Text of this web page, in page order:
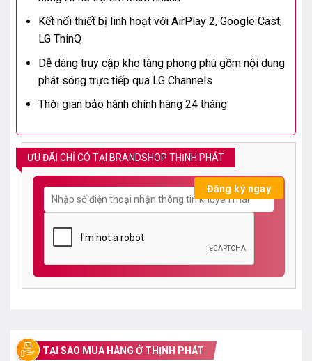
Kết nối thiết bị linh hoạt với AirPlay 2, Google Cast,
LG ThinQ
Dễ dàng truy cập kho tàng phong phú gồm nội dung
phát sóng trực tiếp qua LG Channels
Thời gian bảo hành chính hãng 24 tháng
ƯU ĐÃI CHỈ CÓ TẠI BRANDSHOP THỊNH PHÁT
TẠI SAO MUA HÀNG Ở THỊNH PHÁT